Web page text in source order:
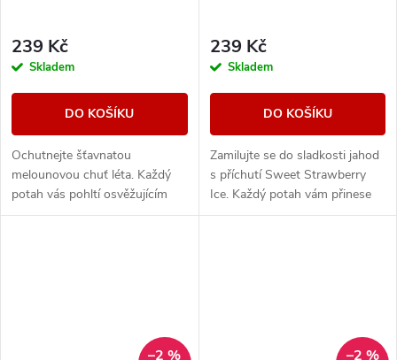
239 Kč
Skladem
DO KOŠÍKU
Ochutnejte šťavnatou
melounovou chuť léta. Každý
potah vás pohltí osvěžujícím
ledovým závěrem, který
239 Kč
Skladem
DO KOŠÍKU
Zamilujte se do sladkosti jahod
s příchutí Sweet Strawberry
Ice. Každý potah vám přinese
sytou chuť čerstvých jahod,
–2 % –2 %